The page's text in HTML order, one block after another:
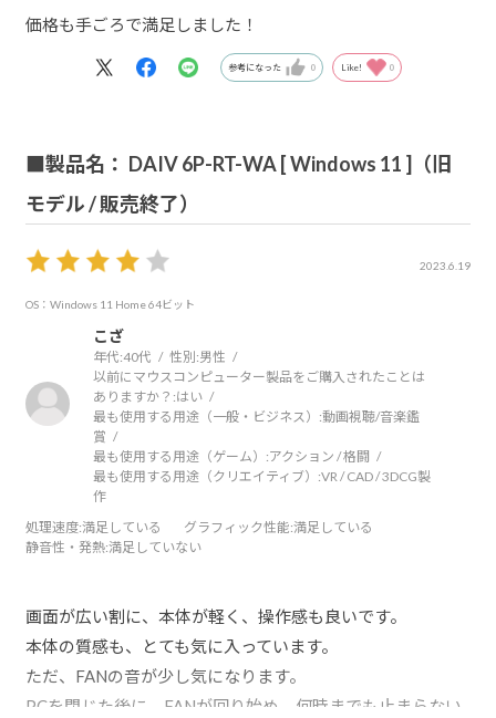
価格も手ごろで満足しました！
参考になった 0 Like! 0
■製品名： DAIV 6P-RT-WA [ Windows 11 ]（旧
モデル / 販売終了）
2023.6.19
OS：Windows 11 Home 64ビット
こざ
年代:40代 性別:男性
以前にマウスコンピューター製品をご購入されたことは
ありますか？:はい
最も使用する用途（一般・ビジネス）:動画視聴/音楽鑑
賞
最も使用する用途（ゲーム）:アクション / 格闘
最も使用する用途（クリエイティブ）:VR / CAD / 3DCG製
作
処理速度:満足している グラフィック性能:満足している
静音性・発熱:満足していない
画面が広い割に、本体が軽く、操作感も良いです。
本体の質感も、とても気に入っています。
ただ、FANの音が少し気になります。
PCを閉じた後に、FANが回り始め、何時までも止まらない